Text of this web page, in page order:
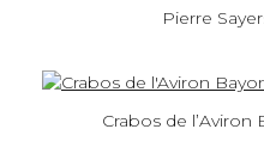
Pierre
Crabos de l’Aviron